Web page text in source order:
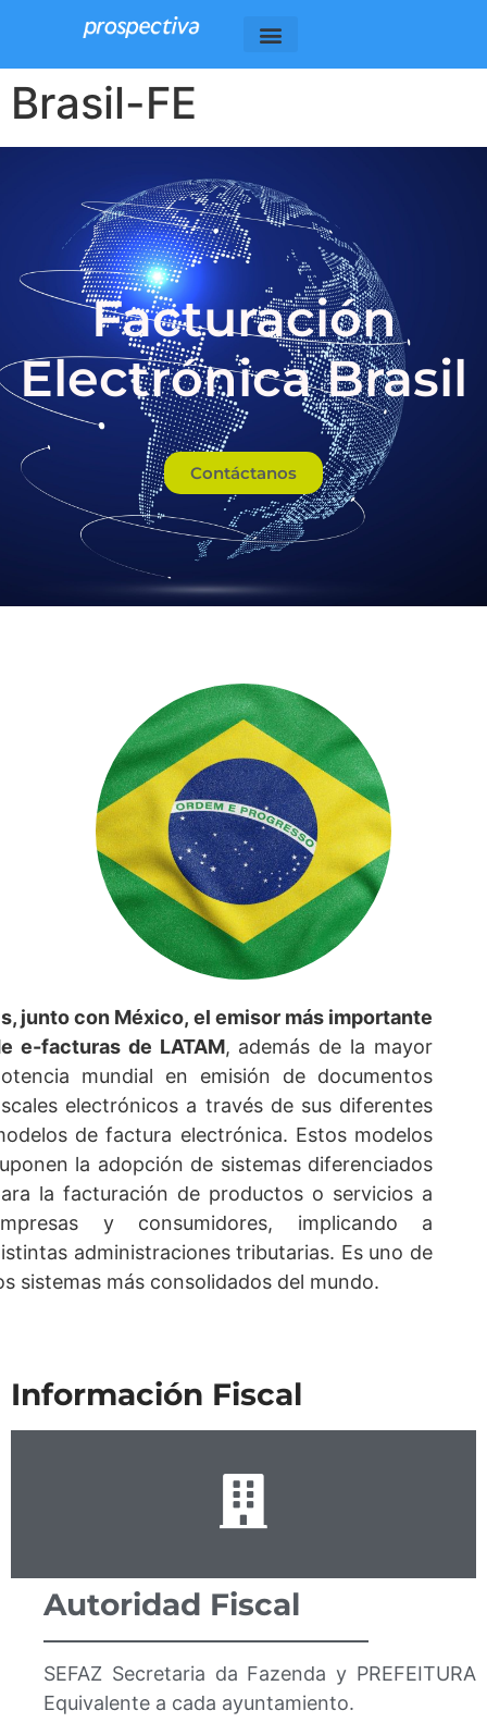
Brasil-FE
Facturación
Electrónica Brasil
Contáctanos
junto con México, el emisor más importante
e-facturas de LATAM, además de la mayor
mundial en emisión de documentos
electrónicos a través de sus diferentes
de factura electrónica. Estos modelos
la adopción de sistemas diferenciados
la facturación de productos o servicios a
y consumidores, implicando a
administraciones tributarias. Es uno de
sistemas más consolidados del mundo.
Información Fiscal
Autoridad Fiscal
SEFAZ Secretaria da Fazenda y PREFEITURA
Equivalente a cada ayuntamiento.